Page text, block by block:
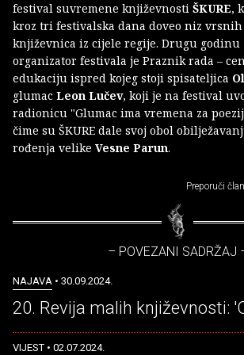
festival suvremene književnosti ŠKURE,
kroz tri festivalska dana doveo niz
književnica iz cijele regije. Drugu godinu
organizator festivala je Praznik rada –
edukaciju ispred kojeg stoji spisateljica
glumac Leon Lučev, koji je na festival
radionicu "Glumac ima vremena za
čime su ŠKURE dale svoj obol
rođenja velike Vesne Parun.
Preporuči
– POVEZANI SADRŽAJ
NAJAVA • 30.09.2024.
20. Revija malih književnosti:
VIJEST • 02.07.2024.